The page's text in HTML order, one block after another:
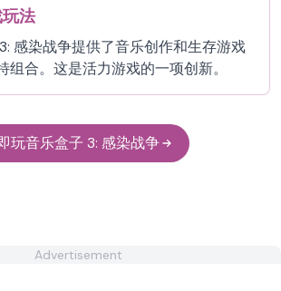
法
感染战争提供了音乐创作和生存游戏
组合。这是活力游戏的一项创新。
玩音乐盒子 3: 感染战争
Advertisement